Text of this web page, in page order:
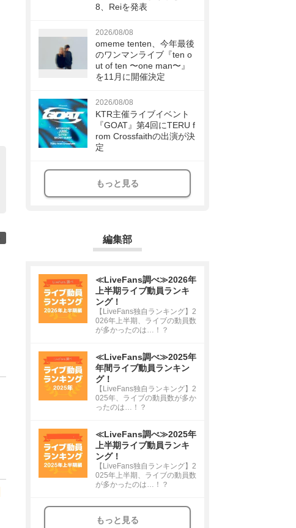
8、Reiを発表
2026/08/08
omeme tenten、今年最後
のワンマンライブ『ten o
ut of ten 〜one man〜』
を11月に開催決定
2026/08/08
KTR主催ライブイベント
『GOAT』第4回にTERU f
rom Crossfaithの出演が決
定
もっと見る
編集部
≪LiveFans調べ≫2026年
上半期ライブ動員ランキ
ング！
【LiveFans独自ランキング】2
026年上半期、ライブの動員数
が多かったのは…！？
≪LiveFans調べ≫2025年
年間ライブ動員ランキン
グ！
【LiveFans独自ランキング】2
025年、ライブの動員数が多か
ったのは…！？
≪LiveFans調べ≫2025年
上半期ライブ動員ランキ
ング！
【LiveFans独自ランキング】2
025年上半期、ライブの動員数
が多かったのは…！？
もっと見る